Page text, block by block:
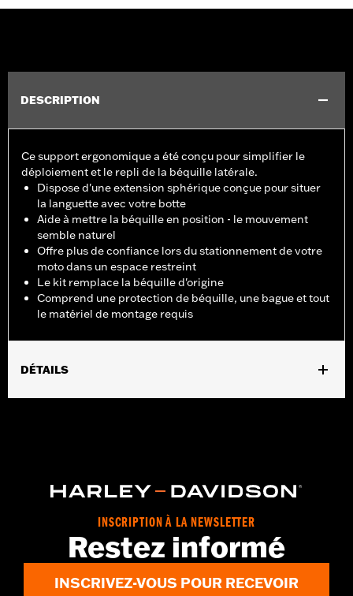
DESCRIPTION
Ce support ergonomique a été conçu pour simplifier le
déploiement et le repli de la béquille latérale.
Dispose d'une extension sphérique conçue pour situer
la languette avec votre botte
Aide à mettre la béquille en position - le mouvement
semble naturel
Offre plus de confiance lors du stationnement de votre
moto dans un espace restreint
Le kit remplace la béquille d'origine
Comprend une protection de béquille, une bague et tout
le matériel de montage requis
DÉTAILS
Instructions d’installation
Protection de béquille, bague et tout le matériel
de montage requis
INSCRIPTION À LA NEWSLETTER
Restez informé
INSCRIVEZ-VOUS POUR RECEVOIR